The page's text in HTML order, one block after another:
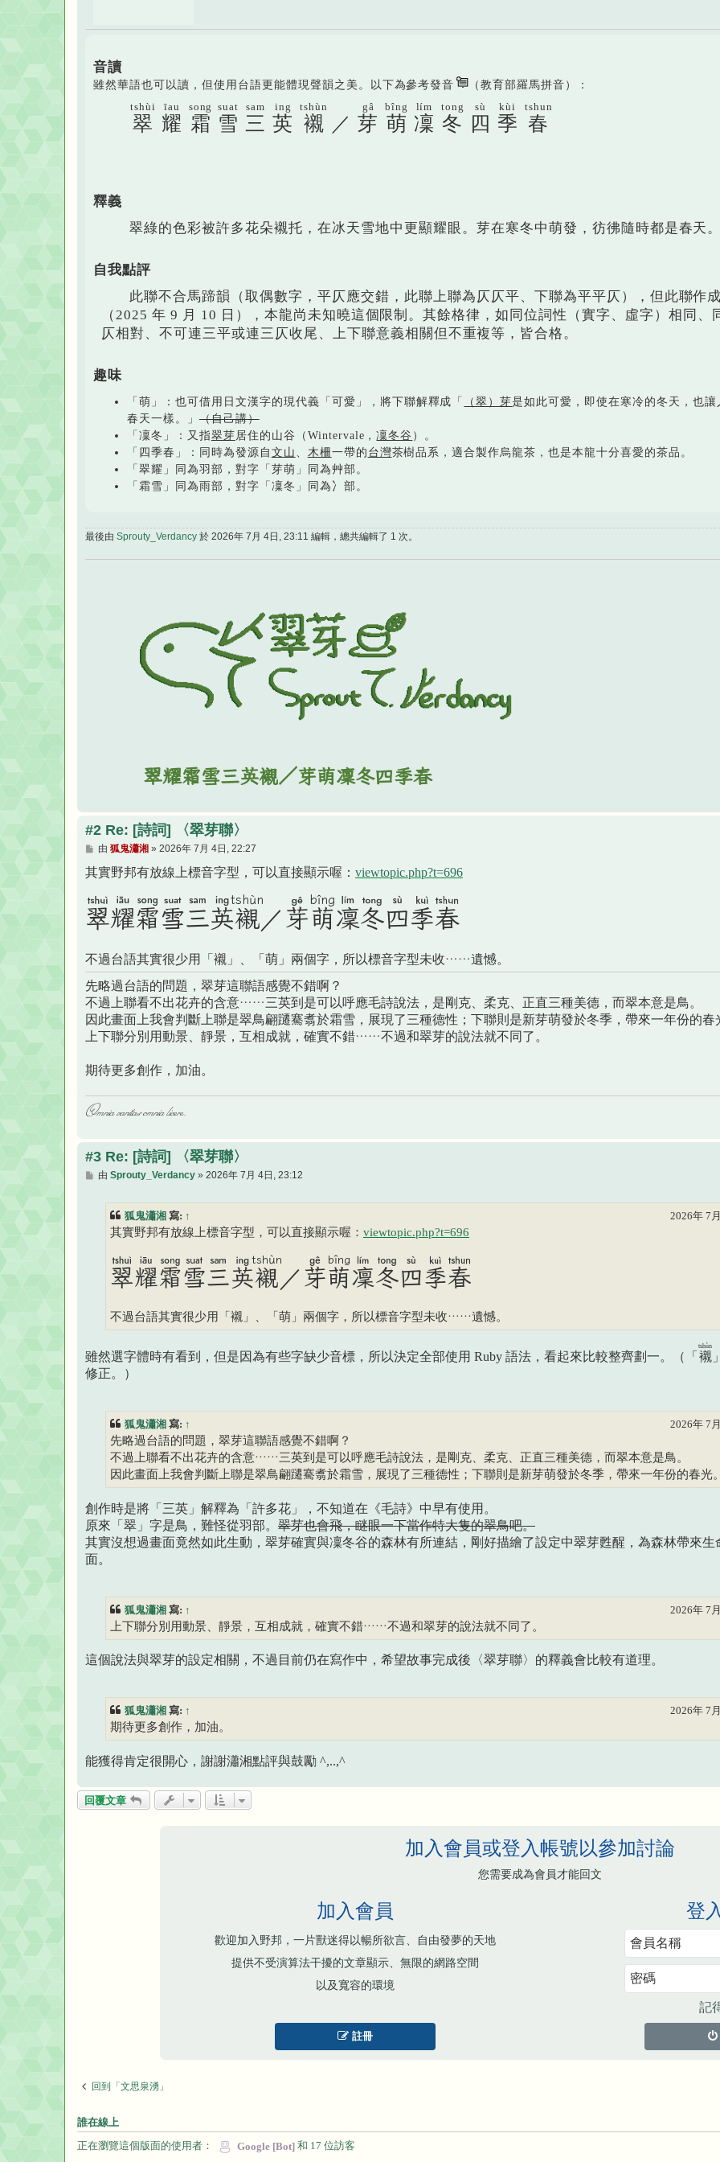
音讀
雖然華語也可以讀，但使用台語更能體現聲韻之美。以下為參考發音 （教育部羅馬拼音）：
翠
tshùi
耀
īau
霜
song
雪
suat
三
sam
英
ing
襯
tshùn
／ 芽
gâ
萌
bîng
凜
lím
冬
tong
四
sù
季
kùi
春
tshun
釋義
翠綠的色彩被許多花朵襯托，在冰天雪地中更顯耀眼。芽在寒冬中萌發，彷彿隨時都是春天
自我點評
此聯不合馬蹄韻（取偶數字，平仄應交錯，此聯上聯為仄仄平、下聯為平平仄），但此聯作
（2025 年 9 月 10 日），本龍尚未知曉這個限制。其餘格律，如同位詞性（實字、虛字）相同、
仄相對、不可連三平或連三仄收尾、上下聯意義相關但不重複等，皆合格。
趣味
「萌」：也可借用日文漢字的現代義「可愛」，將下聯解釋成「 （翠）芽是如此可愛，即使在寒冷的冬天，也讓
春天一樣。」（自己講）
「凜冬」：又指翠芽 居住的山谷（Wintervale，凜冬谷 ）。
「四季春」：同時為發源自 文山 木柵一帶的 台灣茶樹品系，適合製作烏龍茶，也是本龍十分喜愛的茶品。
「翠耀」同為羽部，對字「芽萌」同為艸部。
「霜雪」同為雨部，對字「凜冬」同為冫部。
最後由 Sprouty_Verdancy 於 2026年 7月 4日, 23:11 編輯，總共編輯了 1 次。
翠耀霜雪三英襯／芽萌凜冬四季春
#2 Re: [詩詞] 〈翠芽聯〉
文
由 狐鬼瀟湘 » 2026年 7月 4日, 22:27
其實野邦有放線上標音字型，可以直接顯示喔： viewtopic.php?t=696
翠耀霜󠇡雪󠇢三󠇡英襯
tshùn
／ 芽萌
bîng凜冬󠇡四󠇡季春
不過台語其實很少用「襯」、「萌」兩個字，所以標音字型未收……遺憾。
先略過台語的問題，翠芽這聯語感覺不錯啊？
不過上聯看不出花卉的含意……三英到是可以呼應毛詩說法，是剛克、柔克、正直三種美德，而翠本意是鳥。
因此畫面上我會判斷上聯是翠鳥翩躚騫翥於霜雪，展現了三種德性；下聯則是新芽萌發於冬季，帶來一年份的春
上下聯分別用動景、靜景，互相成就，確實不錯……不過和翠芽的說法就不同了。
期待更多創作，加油。
Omnia vanitas omnia licere.
#3 Re: [詩詞] 〈翠芽聯〉
文
由 Sprouty_Verdancy» 2026年 7月 4日, 23:12
狐鬼瀟湘 寫: ↑ 2026年 7
其實野邦有放線上標音字型，可以直接顯示喔： viewtopic.php?t=696
翠耀霜󠇡雪󠇢三󠇡英襯
tshùn
／ 芽萌
bîng 凜冬󠇡四󠇡季春
不過台語其實很少用「襯」、「萌」兩個字，所以標音字型未收……遺憾。
雖然選字體時有看到，但是因為有些字缺少音標，所以決定全部使用 Ruby 語法，看起來比較整齊劃一。（「 襯
tshùn
修正。）
狐鬼瀟湘 寫: ↑ 2026年 7
先略過台語的問題，翠芽這聯語感覺不錯啊？
不過上聯看不出花卉的含意……三英到是可以呼應毛詩說法，是剛克、柔克、正直三種美德，而翠本意是鳥。
因此畫面上我會判斷上聯是翠鳥翩躚騫翥於霜雪，展現了三種德性；下聯則是新芽萌發於冬季，帶來一年份的春光
創作時是將「三英」解釋為「許多花」，不知道在《毛詩》中早有使用。
原來「翠」字是鳥，難怪從羽部。 翠芽也會飛，瞇眼一下當作特大隻的翠鳥吧。
其實沒想過畫面竟然如此生動，翠芽確實與凜冬谷的森林有所連結，剛好描繪了設定中翠芽甦醒，為森林帶來生
面。
狐鬼瀟湘 寫: ↑ 2026年 7
上下聯分別用動景、靜景，互相成就，確實不錯……不過和翠芽的說法就不同了。
這個說法與翠芽的設定相關，不過目前仍在寫作中，希望故事完成後〈翠芽聯〉的釋義會比較有道理。
狐鬼瀟湘 寫: ↑ 2026年 7
期待更多創作，加油。
能獲得肯定很開心，謝謝瀟湘點評與鼓勵 ^,..,^
回覆文章
加入會員或登入帳號以參加討論
您需要成為會員才能回文
加入會員
歡迎加入野邦，一片獸迷得以暢所欲言、自由發夢的天地
提供不受演算法干擾的文章顯示、無限的網路空間
以及寬容的環境
註冊
登
記
回到「文思泉湧」
誰在線上
正在瀏覽這個版面的使用者： Google [Bot] 和 17 位訪客